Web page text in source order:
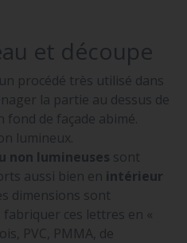
et découpe
procédé très utilisé dans
la partie au dessus de
fond de façade abimé.
lumineux.
non lumineuses sont
aussi bien en intérieur
dimensions sont
ces lettres en «
PVC, PMMA, de